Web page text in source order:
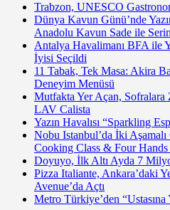
Trabzon, UNESCO
Dünya Kavun Günü’nde
Anadolu Kavun Sade ile
Antalya Havalimanı BFA ile
İyisi Seçildi
11 Tabak, Tek Masa: Akira
Deneyim Menüsü
Mutfakta Yer Açan,
LAV Calista
Yazın Havalısı “Sparkling
Nobu Istanbul’da İki
Cooking Class & Four Hands
Doyuyo, İlk Altı Ayda 7
Pizza Italiante, Ankara’daki
Avenue’da Açtı
Metro Türkiye’den “Ustasına